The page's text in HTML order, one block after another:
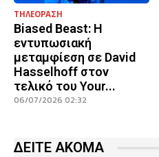
ΤΗΛΕΟΡΑΣΗ
Biased Beast: Η
εντυπωσιακή
μεταμφίεση σε David
Hasselhoff στον
τελικό του Your...
06/07/2026 02:32
ΔΕΙΤΕ ΑΚΟΜΑ